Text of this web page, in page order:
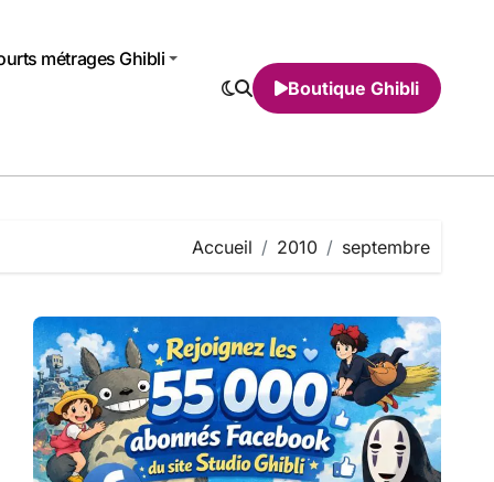
métrages Ghibli
Boutique Ghibli
Accueil 2010 septembre